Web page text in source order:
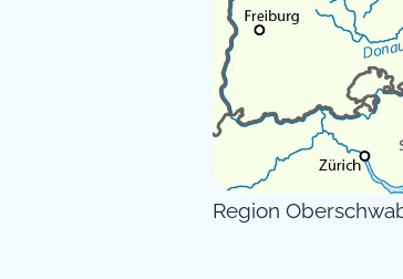
Region